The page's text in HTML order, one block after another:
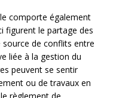
comporte également
figurent le partage des
de conflits entre
liée à la gestion du
peuvent se sentir
ou de travaux en